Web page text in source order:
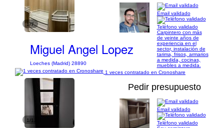
1/7
Miguel Angel Lopez
Loeches (Madrid) 28890
Email validado
Teléfono validado
Carpintero con más
de veinte años de
experiencia en el
sector, instalación de
tarima, frisos, armarios
a medida, cocinas,
muebles a medida.
1 veces contratado en Cronoshare
1/12
Pedir presupuesto
Email validado
Teléfono validado